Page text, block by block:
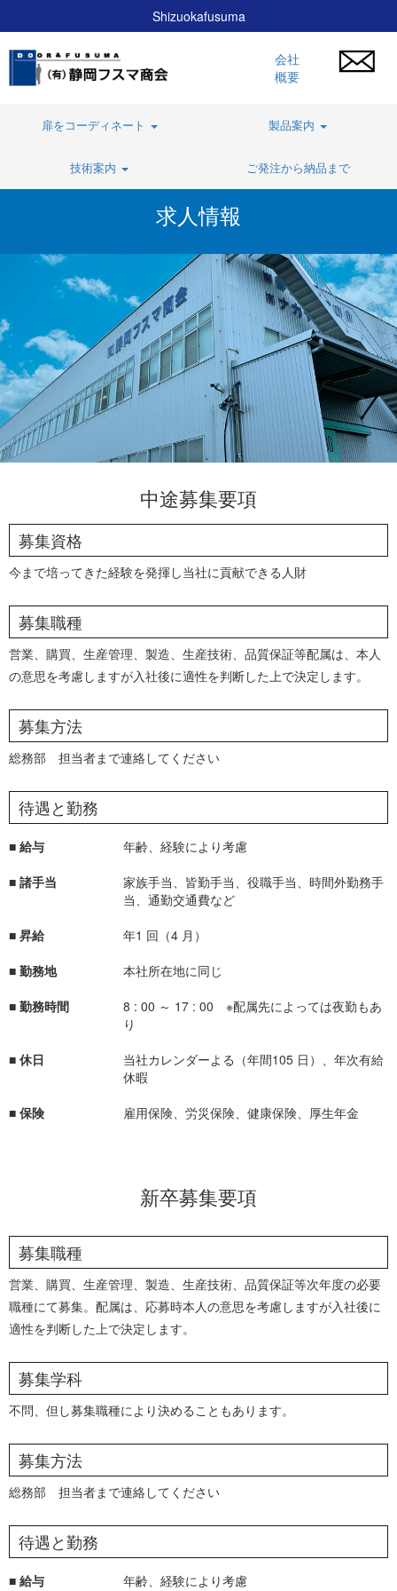
Shizuokafusuma
会社
概要
扉をコーディネート 製品案内
技術案内 ご発注から納品まで
求人情報
中途募集要項
募集資格
今まで培ってきた経験を発揮し当社に貢献できる人財
募集職種
営業、購買、生産管理、製造、生産技術、品質保証等配属は、本人
の意思を考慮しますが入社後に適性を判断した上で決定します。
募集方法
総務部 担当者まで連絡してください
待遇と勤務
■ 給与
年齢、経験により考慮
■ 諸手当
家族手当、皆勤手当、役職手当、時間外勤務手
当、通勤交通費など
■ 昇給
年1 回（4 月）
■ 勤務地
本社所在地に同じ
■ 勤務時間
8 : 00 ～ 17 : 00 ※配属先によっては夜勤もあ
り
■ 休日
当社カレンダーよる（年間105 日）、年次有給
休暇
■ 保険
雇用保険、労災保険、健康保険、厚生年金
新卒募集要項
募集職種
営業、購買、生産管理、製造、生産技術、品質保証等次年度の必要
職種にて募集。 配属は、応募時本人の意思を考慮しますが入社後に
適性を判断した上で決定します。
募集学科
不問、但し募集職種により決めることもあります。
募集方法
総務部 担当者まで連絡してください
待遇と勤務
■ 給与 年齢、経験により考慮